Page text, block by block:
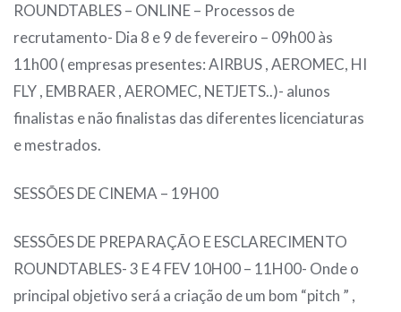
ROUNDTABLES – ONLINE – Processos de
recrutamento- Dia 8 e 9 de fevereiro – 09h00 às
11h00 ( empresas presentes: AIRBUS , AEROMEC, HI
FLY , EMBRAER , AEROMEC, NETJETS..)- alunos
finalistas e não finalistas das diferentes licenciaturas
e mestrados.
SESSÕES DE CINEMA – 19H00
SESSÕES DE PREPARAÇÃO E ESCLARECIMENTO
ROUNDTABLES- 3 E 4 FEV 10H00 – 11H00- Onde o
principal objetivo será a criação de um bom “pitch ” ,